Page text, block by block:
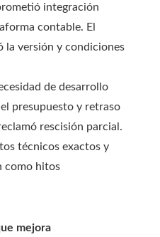
integración
contable. El
la versión y condiciones
de desarrollo
presupuesto y retraso
rescisión parcial.
técnicos exactos y
como hitos
mejora